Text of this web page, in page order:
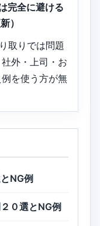
完全に避ける
）
取りでは問題
外・上司・お
を使う方が無
NG例
０選とNG例